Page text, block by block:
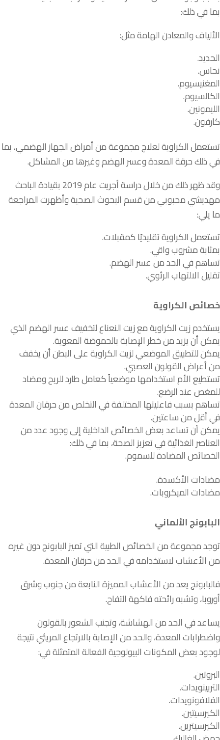
بما في ذلك:
الألياف والمعادن الهامة مثل:
الحديد.
نحاس.
المغنيسيوم.
الكالسيوم.
الليمونين.
كارفون.
تستعمل الكراوية لعلاج مجموعة من أمراض الجهاز الهضمي، بما
في ذلك حرقة المعدة وعسر الهضم وغيرها من المشاكل.
وقد ظهر ذلك من خلال دراسة أجريت عام 2019 بقيادة الباحث
مهديشي محبوبي من قسم البحوث الصحية وأظهرت المراجعة
ما يلي:
تستعمل الكراوية تقليديًا كمقبلات.
بمثابة مشروب واقي.
تساهم في الحد من عسر الهضم.
تقليل الالتهاب الرئوي.
خصائص الكراوية
يستخدم زيت الكراوية مع زيت النعناع لتخفيف عسر الهضم الذي
يمكن أن يزيد من خطر الإصابة بالحموضة المعوية.
يمكن للتطبيق الموضعي لزيت الكراوية على البطن أن يخفف
من أعراض القولون العصبي.
تستطيع الأم استخدامها موضعياً كعامل طارد للريح ومضاد
للمغص عند الرضع.
تساهم بسبب فاعليتها المختلفة في التخلص من حرقان المعدة
في أقل من ساعتين.
يمكن أن تساعد بعض الخصائص الداخلية إلى وجود عدد من
العناصر الغذائية في تعزيز الصحة، بما في ذلك:
الخصائص المضادة للسموم.
مضادات الأكسدة.
مضادات الميكروبات.
البابونج الألماني
توجد مجموعة من الخصائص الطبية التي تميز البابونج دون غيره
من الأعشاب لاستخدامه في الحد من حرقان المعدة.
فالبابونج يعد من الأعشاب المميزة النابعة من جنوب وشرق
أوروبا، وتشبه رائحته فاكهة التفاح.
يساعد في الحد من الهشاشة، وتجنب الشعور بالقولون
واضطرابات المعدة، والحد من الإصابة بالارتجاع المريئي نتيجة
لوجود بعض المكونات البيولوجية الفعالة المتمثلة في:
البروتين.
التربينويدات.
الفلافونويدات.
الكيرسيتين.
الكيرسيترين.